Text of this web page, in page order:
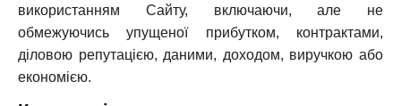
використанням Сайту, включаючи, але не
обмежуючись упущеної прибутком, контрактами,
діловою репутацією, даними, доходом, виручкою або
економією.